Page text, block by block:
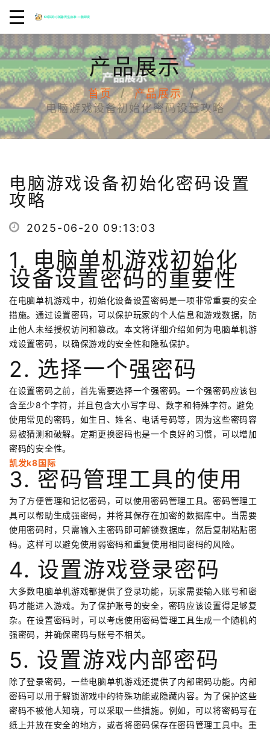
产品展示
首页
产品展示
电脑游戏设备初始化密码设置攻略
电脑游戏设备初始化密码设置
攻略
2025-06-20 09:13:03
1. 电脑单机游戏初始化
设备设置密码的重要性
在电脑单机游戏中，初始化设备设置密码是一项非常重要的安全
措施。通过设置密码，可以保护玩家的个人信息和游戏数据，防
止他人未经授权访问和篡改。本文将详细介绍如何为电脑单机游
戏设置密码，以确保游戏的安全性和隐私保护。
2. 选择一个强密码
在设置密码之前，首先需要选择一个强密码。一个强密码应该包
含至少8个字符，并且包含大小写字母、数字和特殊字符。避免
使用常见的密码，如生日、姓名、电话号码等，因为这些密码容
易被猜测和破解。定期更换密码也是一个良好的习惯，可以增加
密码的安全性。
凯发k8国际
3. 密码管理工具的使用
为了方便管理和记忆密码，可以使用密码管理工具。密码管理工
具可以帮助生成强密码，并将其保存在加密的数据库中。当需要
使用密码时，只需输入主密码即可解锁数据库，然后复制粘贴密
码。这样可以避免使用弱密码和重复使用相同密码的风险。
4. 设置游戏登录密码
大多数电脑单机游戏都提供了登录功能，玩家需要输入账号和密
码才能进入游戏。为了保护账号的安全，密码应该设置得足够复
杂。在设置密码时，可以考虑使用密码管理工具生成一个随机的
强密码，并确保密码与账号不相关。
5. 设置游戏内部密码
除了登录密码，一些电脑单机游戏还提供了内部密码功能。内部
密码可以用于解锁游戏中的特殊功能或隐藏内容。为了保护这些
密码不被他人知晓，可以采取一些措施。例如，可以将密码写在
纸上并放在安全的地方，或者将密码保存在密码管理工具中。重